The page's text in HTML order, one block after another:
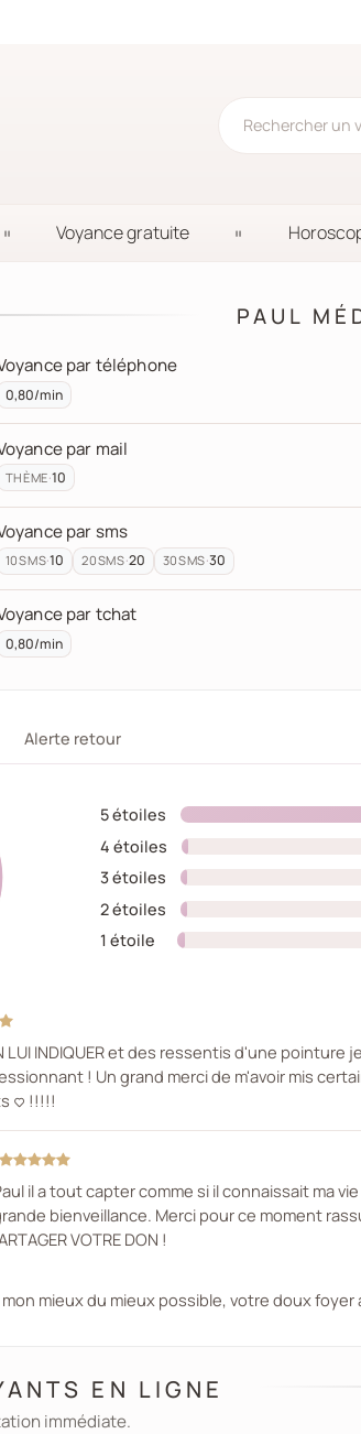
Voyance gratuite
PAUL
par téléphone
0,80/min
par mail
THÈME·10
par sms
10SMS·10 20SMS·20 30SMS·30
par tchat
0,80/min
Alerte retour
5 étoiles
4 étoiles0%
3 étoiles0%
2 étoiles0%
1 étoile 0%
INDIQUER et des ressentis d'une pointure
! Un grand merci de m'avoir mis
<3 !!!!!
il a tout capter comme si il connaissait ma
bienveillance. Merci pour ce moment
VOTRE DON !
mieux du mieux possible, votre doux foyer
EN LIGNE
immédiate.